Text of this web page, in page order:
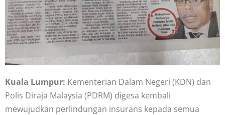
Kuala Lumpur: Kementerian Dalam Negeri (KDN) dan
Polis Diraja Malaysia (PDRM) digesa kembali
mewujudkan perlindungan insurans kepada semua